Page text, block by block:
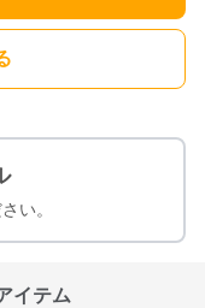
い。
イテム